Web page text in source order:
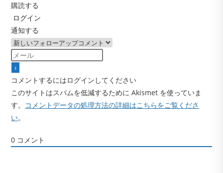
購読する
ログイン
通知する
コメントするにはログインしてください
このサイトはスパムを低減するために Akismet を使っていま
す。 コメントデータの処理方法の詳細はこちらをご覧くださ
い。
0 コメント